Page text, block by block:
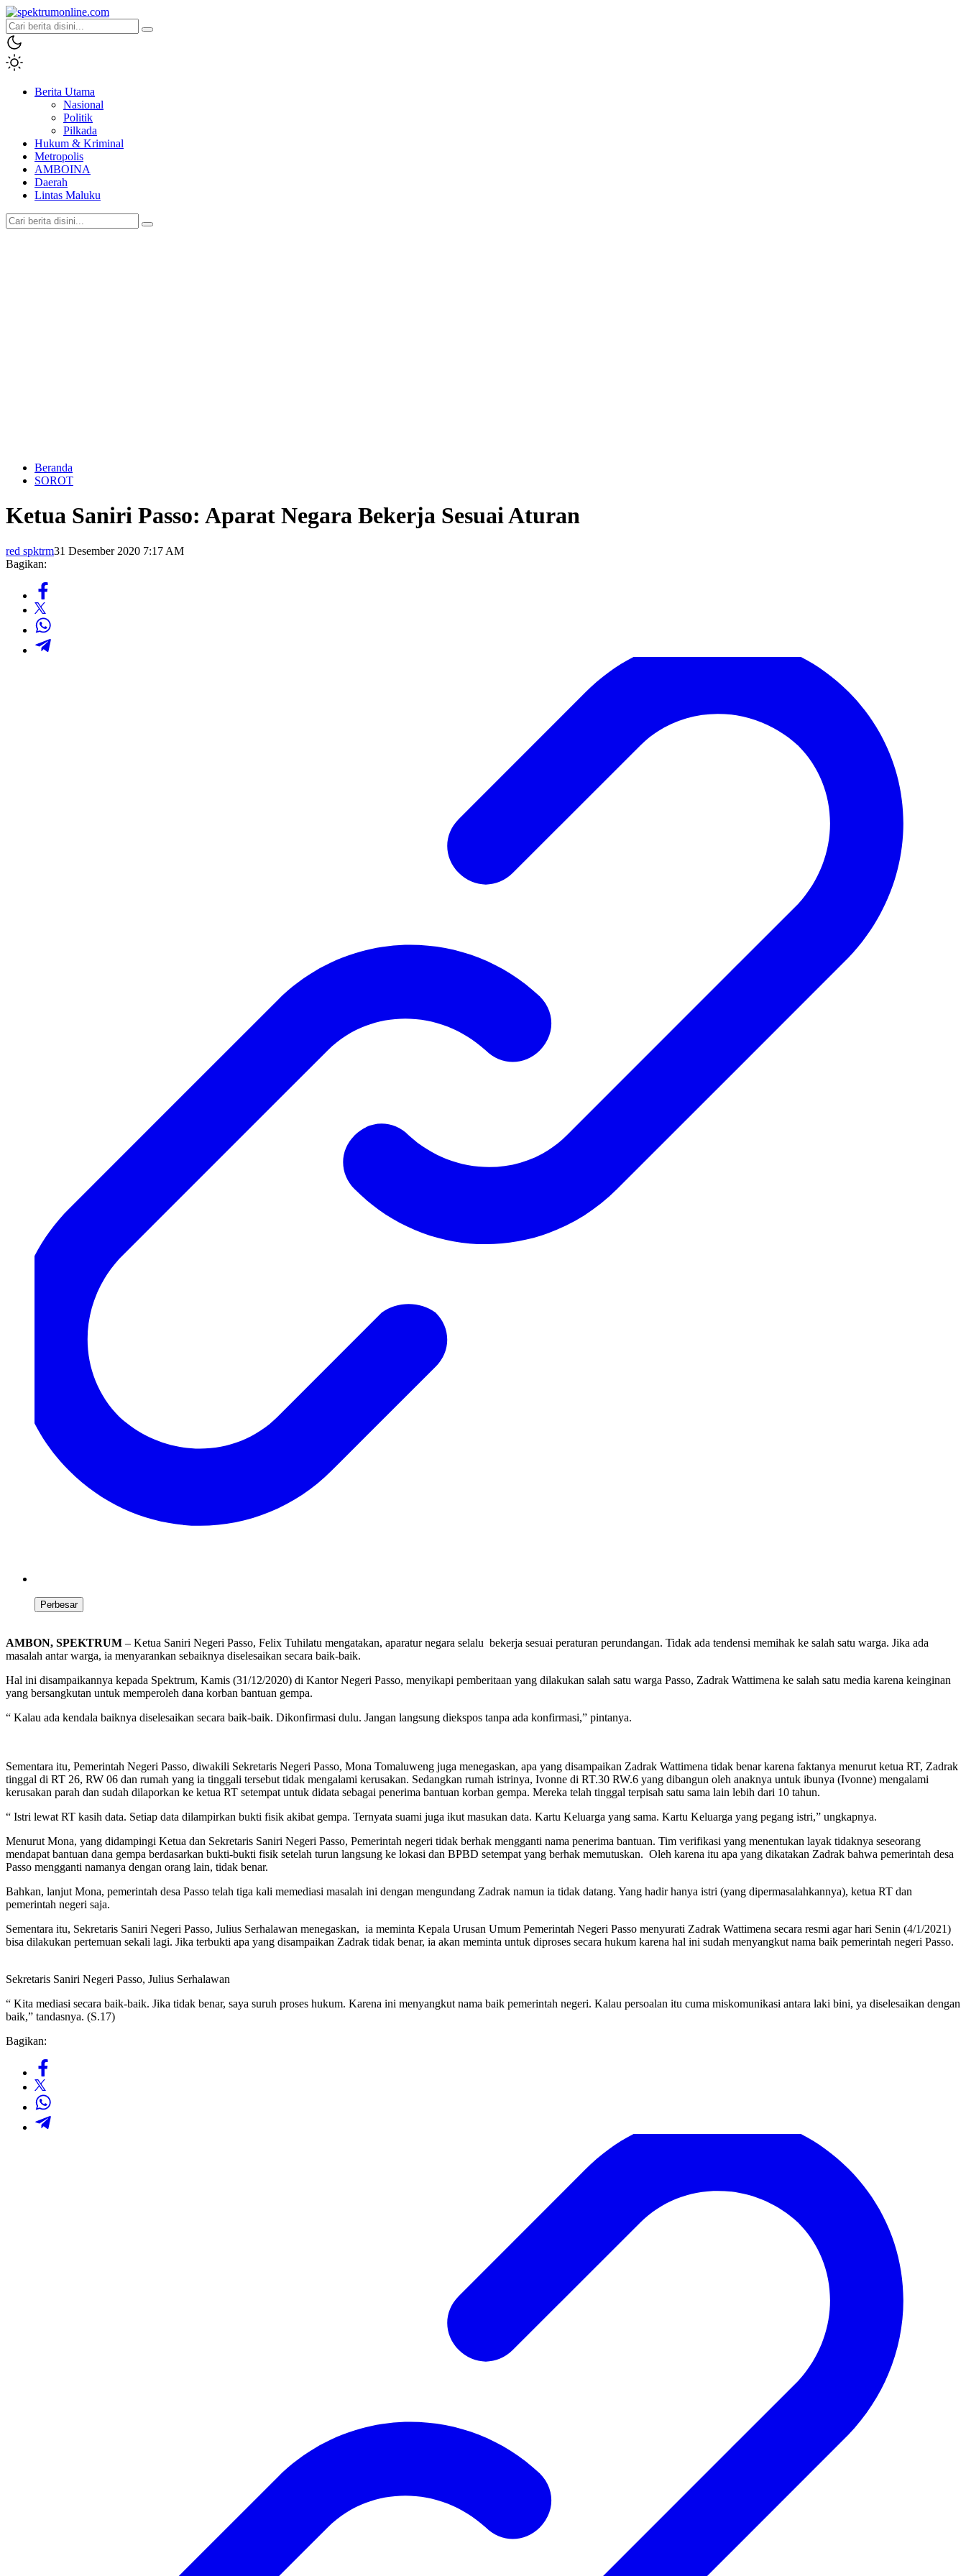
spektrumonline.com
Berita Utama
Nasional
Politik
Pilkada
Hukum & Kriminal
Metropolis
AMBOINA
Daerah
Lintas Maluku
Beranda
SOROT
Ketua Saniri Passo: Aparat Negara Bekerja Sesuai Aturan
red spktrm31 Desember 2020 7:17 AM
Bagikan:
Perbesar
AMBON, SPEKTRUM – Ketua Saniri Negeri Passo, Felix Tuhilatu mengatakan, aparatur negara selalu bekerja sesuai peraturan perundangan. Tidak ada tendensi memihak ke salah satu warga. Jika ada
masalah antar warga, ia menyarankan sebaiknya diselesaikan secara baik-baik.
Hal ini disampaikannya kepada Spektrum, Kamis (31/12/2020) di Kantor Negeri Passo, menyikapi pemberitaan yang dilakukan salah satu warga Passo, Zadrak Wattimena ke salah satu media karena keinginan
yang bersangkutan untuk memperoleh dana korban bantuan gempa.
“ Kalau ada kendala baiknya diselesaikan secara baik-baik. Dikonfirmasi dulu. Jangan langsung diekspos tanpa ada konfirmasi,” pintanya.
Sementara itu, Pemerintah Negeri Passo, diwakili Sekretaris Negeri Passo, Mona Tomaluweng juga menegaskan, apa yang disampaikan Zadrak Wattimena tidak benar karena faktanya menurut ketua RT, Zadrak
tinggal di RT 26, RW 06 dan rumah yang ia tinggali tersebut tidak mengalami kerusakan. Sedangkan rumah istrinya, Ivonne di RT.30 RW.6 yang dibangun oleh anaknya untuk ibunya (Ivonne) mengalami
kerusakan parah dan sudah dilaporkan ke ketua RT setempat untuk didata sebagai penerima bantuan korban gempa. Mereka telah tinggal terpisah satu sama lain lebih dari 10 tahun.
“ Istri lewat RT kasih data. Setiap data dilampirkan bukti fisik akibat gempa. Ternyata suami juga ikut masukan data. Kartu Keluarga yang sama. Kartu Keluarga yang pegang istri,” ungkapnya.
Menurut Mona, yang didampingi Ketua dan Sekretaris Saniri Negeri Passo, Pemerintah negeri tidak berhak mengganti nama penerima bantuan. Tim verifikasi yang menentukan layak tidaknya seseorang
mendapat bantuan dana gempa berdasarkan bukti-bukti fisik setelah turun langsung ke lokasi dan BPBD setempat yang berhak memutuskan. Oleh karena itu apa yang dikatakan Zadrak bahwa pemerintah desa
Passo mengganti namanya dengan orang lain, tidak benar.
Bahkan, lanjut Mona, pemerintah desa Passo telah tiga kali memediasi masalah ini dengan mengundang Zadrak namun ia tidak datang. Yang hadir hanya istri (yang dipermasalahkannya), ketua RT dan
pemerintah negeri saja.
Sementara itu, Sekretaris Saniri Negeri Passo, Julius Serhalawan menegaskan, ia meminta Kepala Urusan Umum Pemerintah Negeri Passo menyurati Zadrak Wattimena secara resmi agar hari Senin (4/1/2021)
bisa dilakukan pertemuan sekali lagi. Jika terbukti apa yang disampaikan Zadrak tidak benar, ia akan meminta untuk diproses secara hukum karena hal ini sudah menyangkut nama baik pemerintah negeri Passo.
Sekretaris Saniri Negeri Passo, Julius Serhalawan
“ Kita mediasi secara baik-baik. Jika tidak benar, saya suruh proses hukum. Karena ini menyangkut nama baik pemerintah negeri. Kalau persoalan itu cuma miskomunikasi antara laki bini, ya diselesaikan dengan
baik,” tandasnya. (S.17)
Bagikan: